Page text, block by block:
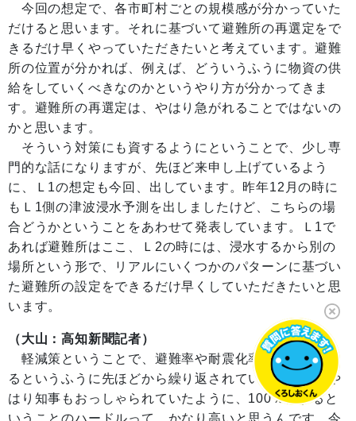
今回の想定で、各市町村ごとの規模感が分かっていた
だけると思います。それに基づいて避難所の再選定をで
きるだけ早くやっていただきたいと考えています。避難
所の位置が分かれば、例えば、どういうふうに物資の供
給をしていくべきなのかというやり方が分かってきま
す。避難所の再選定は、やはり急がれることではないの
かと思います。
そういう対策にも資するようにということで、少し専
門的な話になりますが、先ほど来申し上げているよう
に、Ｌ1の想定も今回、出しています。昨年12月の時に
もＬ1側の津波浸水予測を出しましたけど、こちらの場
合どうかということをあわせて発表しています。Ｌ1で
あれば避難所はここ、Ｌ2の時には、浸水するから別の
場所という形で、リアルにいくつかのパターンに基づい
た避難所の設定をできるだけ早くしていただきたいと思
います。
（大山：高知新聞記者）
軽減策ということで、避難率や耐震化率を100％にす
るというふうに先ほどから繰り返されていますけど、や
はり知事もおっしゃられていたように、100％にすると
いうことのハードルって、かなり高いと思うんです。今